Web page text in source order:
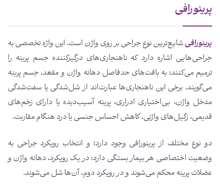
پرینورافی
پرینورافیشایع‌ترین نوع جراحی بر روی واژن است. این واژه تخصصی به
جراحی‌هایی اشاره دارد که ناهنجاری‌های درگیرکننده جسم پرینه را
ترمیم می‌کنند: به بافت‌های حدفاصل دهانه واژن و مقعد، جسم پرینه
می‌گویند. برخی این ناهنجاری‌ها عبارت‌اند از شل‌شدگی یا سفت‌شدگی
مدخل واژن، بی‌اختیاری ادراری، پرینه آسیب‌دیده یا دارای زخم‌های
قدیمی، زگیل‌های واژنی، کاهش احساس جنسی یا درد هنگام مقاربت.
دو نوع مختلف از پرینورافی وجود دارد؛ و انتخاب رویکرد جراحی به
وضعیت اختصاصی هر بیمار بستگی دارد: در یک رویکرد، دهانه واژن و
عضلات پرینه محکم می‌شوند و در رویکرد دوم، آن‌ها شل می‌شوند.